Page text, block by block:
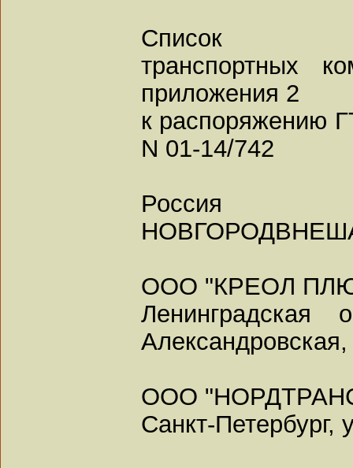
Список
транспортных
приложения 2
к распоряжению
N 01-14/742
Россия
ООО "КРЕОЛ
ООО
Санкт-Петербург,